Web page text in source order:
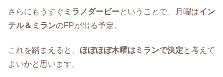
さらにもうすぐ ミラノダービーということで、月曜はイン
テル＆ミランのFPが出る予定。
これを踏まえると、 ほぼほぼ木曜はミランで決定と考えて
よいかと思います。